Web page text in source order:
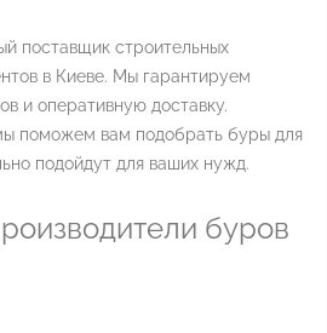
поставщик строительных
в Киеве. Мы гарантируем
и оперативную доставку.
поможем вам подобрать буры для
подойдут для ваших нужд.
буров